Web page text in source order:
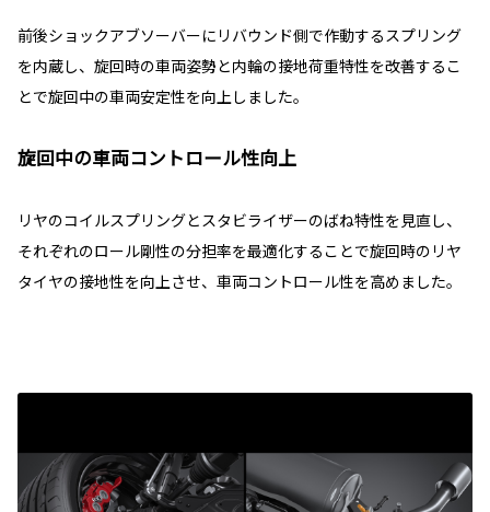
前後ショックアブソーバーにリバウンド側で作動するスプリング
を内蔵し、旋回時の車両姿勢と内輪の接地荷重特性を改善するこ
とで旋回中の車両安定性を向上しました。
旋回中の車両コントロール性向上
リヤのコイルスプリングとスタビライザーのばね特性を見直し、
それぞれのロール剛性の分担率を最適化することで旋回時のリヤ
タイヤの接地性を向上させ、車両コントロール性を高めました。